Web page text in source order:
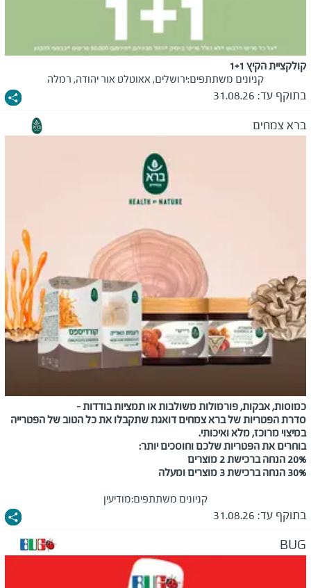
קולקציית הקיץ 1+1
קניונים משתתפים:ירושלים, אאוטלט אור יהודה, רמלה
בתוקף עד: 31.08.26
ברא צמחים
כמוסות, אבקות, פורמולות משולבות או תמציות בודדות –
סדרת הפטריות של ברא צמחים דואגת שתקבלו את כל הטוב של הפטרייה
במיצוי מרוכז, מלא ואיכותי.
בוחרים את הפטריות שלכם וחוסכים יותר:
20% הנחה ברכישת 2 מוצרים
30% הנחה ברכישת 3 מוצרים ומעלה
קניונים משתתפים:מודיעין
בתוקף עד: 31.08.26
BUG